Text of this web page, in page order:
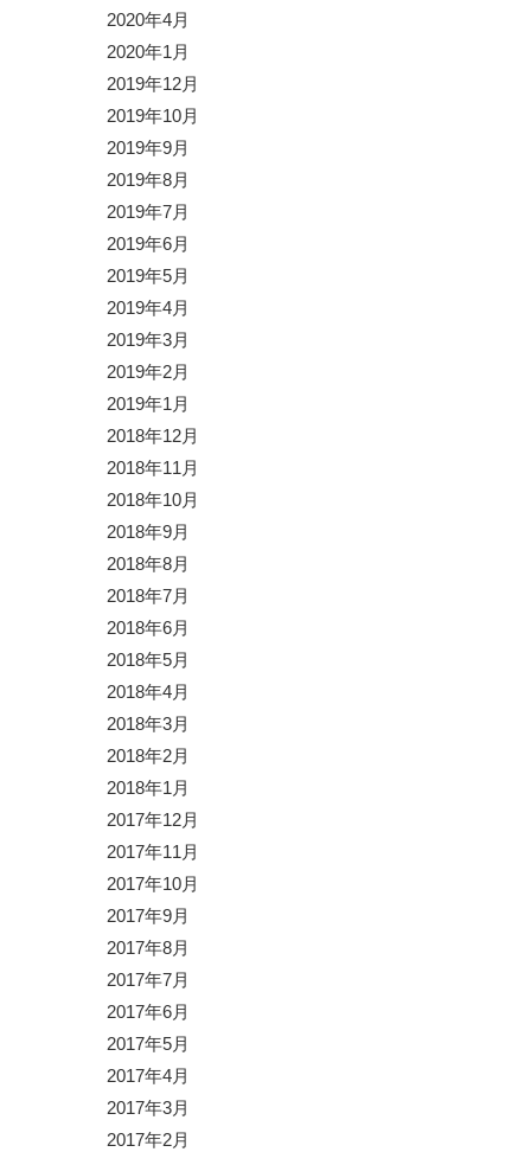
2020年4月
2020年1月
2019年12月
2019年10月
2019年9月
2019年8月
2019年7月
2019年6月
2019年5月
2019年4月
2019年3月
2019年2月
2019年1月
2018年12月
2018年11月
2018年10月
2018年9月
2018年8月
2018年7月
2018年6月
2018年5月
2018年4月
2018年3月
2018年2月
2018年1月
2017年12月
2017年11月
2017年10月
2017年9月
2017年8月
2017年7月
2017年6月
2017年5月
2017年4月
2017年3月
2017年2月